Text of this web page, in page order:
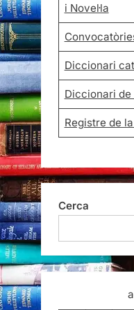
i Novel·la
Diccionari
Diccionari
Registre de
Cerca